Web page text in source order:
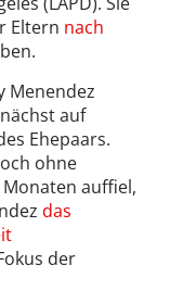
Eltern nach
Menendez
auf
Ehepaars.
ohne
auffiel,
das
der